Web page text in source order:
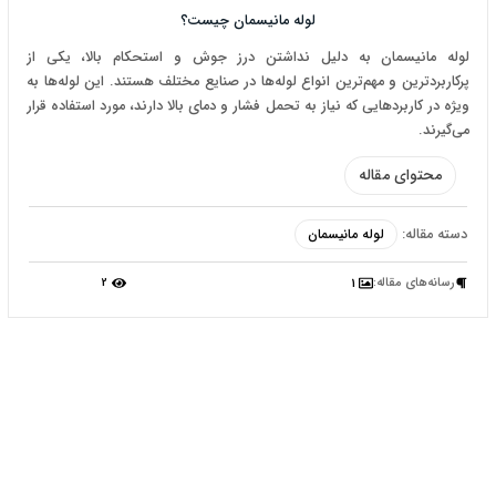
لوله مانیسمان چیست؟
لوله‌ مانیسمان به دلیل نداشتن درز جوش و استحکام بالا، یکی از
پرکاربردترین و مهم‌ترین انواع لوله‌ها در صنایع مختلف هستند. این لوله‌ها به
ویژه در کاربردهایی که نیاز به تحمل فشار و دمای بالا دارند، مورد استفاده قرار
می‌گیرند.
محتوای مقاله
دسته مقاله: لوله مانیسمان
رسانه‌‌های مقاله: 1
2